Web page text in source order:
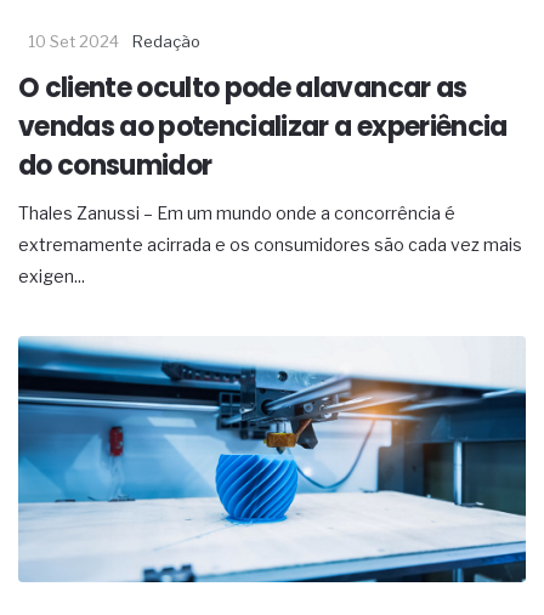
10 Set 2024 Redação
O cliente oculto pode alavancar as
vendas ao potencializar a experiência
do consumidor
Thales Zanussi – Em um mundo onde a concorrência é
extremamente acirrada e os consumidores são cada vez mais
exigen...